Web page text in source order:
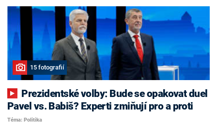
15 fotografií
Pavel vs. Babiš? Experti zmiňují pro a proti
Téma: Politika